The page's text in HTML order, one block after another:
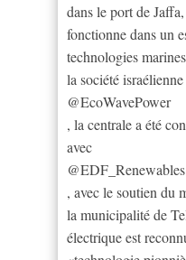
dans le port de
fonctionne dans un
technologies
la société israélienne
@EcoWavePower
, la centrale a été
avec
@EDF_Renewables
, avec le soutien du
la municipalité de
électrique est